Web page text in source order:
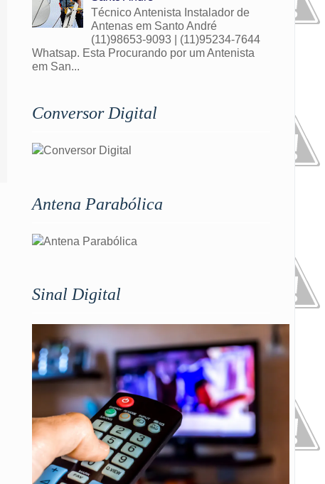
Técnico Antenista Instalador de
Antenas em Santo André
(11)98653-9093 | (11)95234-7644
Whatsap. Esta Procurando por um Antenista
em San...
Conversor Digital
Antena Parabólica
Sinal Digital